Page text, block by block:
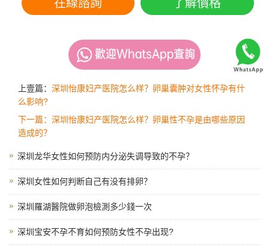
在線諮詢 了解價格
上壹篇： 深圳怡康妇产医院怎么样？卵巢囊肿对女性怀孕有什
么影响?
下一篇：深圳怡康妇产医院怎么样？卵巢性不孕是由哪些原因
造成的？
深圳龙华女性如何预防内分泌失调导致的不孕？
深圳女性如何判断自己有没有排卵？
深圳羅湖醫院做卵泡檢測多少錢一次
深圳宝安不孕不育如何预防女性不孕出现?